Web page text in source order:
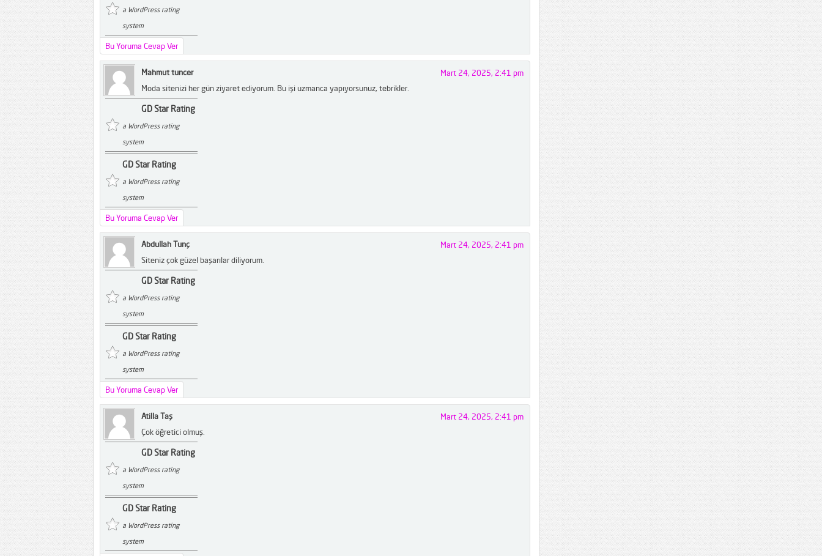
a WordPress rating
system
Bu Yoruma Cevap Ver
Mahmut tuncer
Mart 24, 2025, 2:41 pm
Moda sitenizi her gün ziyaret ediyorum. Bu işi uzmanca yapıyorsunuz, tebrikler.
GD Star Rating
a WordPress rating
system
GD Star Rating
a WordPress rating
system
Bu Yoruma Cevap Ver
Abdullah Tunç
Mart 24, 2025, 2:41 pm
Siteniz çok güzel başarılar diliyorum.
GD Star Rating
a WordPress rating
system
GD Star Rating
a WordPress rating
system
Bu Yoruma Cevap Ver
Atilla Taş
Mart 24, 2025, 2:41 pm
Çok öğretici olmuş.
GD Star Rating
a WordPress rating
system
GD Star Rating
a WordPress rating
system